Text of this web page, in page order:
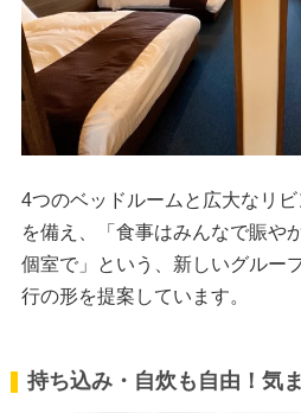
4つのベッドルームと広大なリ
を備え、「食事はみんなで賑や
個室で」という、新しいグルー
行の形を提案しています。
持ち込み・自炊も自由！気